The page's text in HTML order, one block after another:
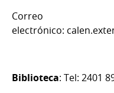
Correo
electrónico:
Biblioteca: Tel: 2401